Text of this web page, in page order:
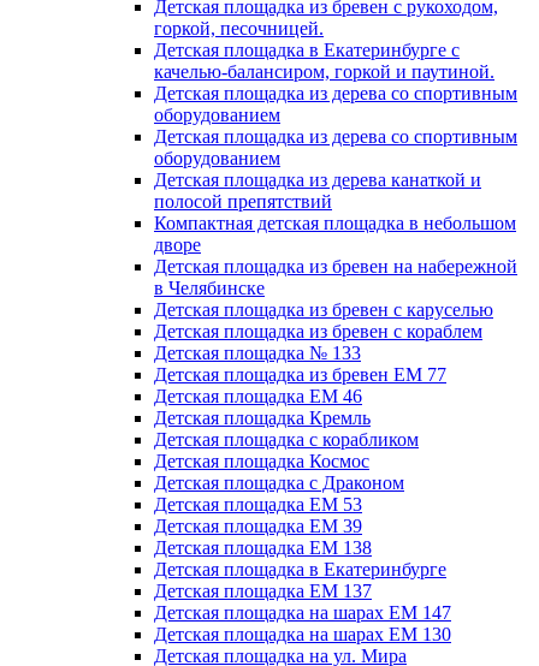
Детская площадка из бревен с рукоходом,
горкой, песочницей.
Детская площадка в Екатеринбурге с
качелью-балансиром, горкой и паутиной.
Детская площадка из дерева со спортивным
оборудованием
Детская площадка из дерева со спортивным
оборудованием
Детская площадка из дерева канаткой и
полосой препятствий
Компактная детская площадка в небольшом
дворе
Детская площадка из бревен на набережной
в Челябинске
Детская площадка из бревен с каруселью
Детская площадка из бревен с кораблем
Детская площадка № 133
Детская площадка из бревен ЕМ 77
Детская площадка ЕМ 46
Детская площадка Кремль
Детская площадка с корабликом
Детская площадка Космос
Детская площадка с Драконом
Детская площадка ЕМ 53
Детская площадка ЕМ 39
Детская площадка ЕМ 138
Детская площадка в Екатеринбурге
Детская площадка ЕМ 137
Детская площадка на шарах ЕМ 147
Детская площадка на шарах ЕМ 130
Детская площадка на ул. Мира